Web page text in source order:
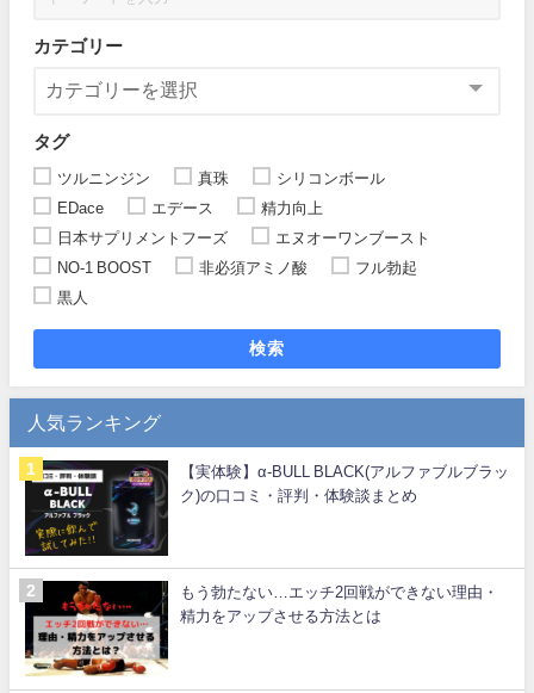
カテゴリー
タグ
ツルニンジン 真珠
シリコンボール
EDace
エデース
精力向上
日本サプリメントフーズ
エヌオーワンブースト
NO-1 BOOST
非必須アミノ酸
フル勃起
黒人
検索
人気ランキング
【実体験】α-BULL BLACK(アルファブルブラッ
ク)の口コミ・評判・体験談まとめ
もう勃たない…エッチ2回戦ができない理由・
精力をアップさせる方法とは